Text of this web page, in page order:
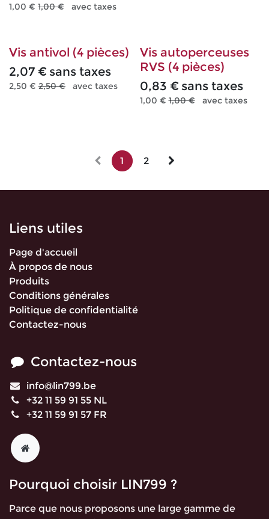
1,00 € 1,00€ avec taxes
Vis antivol (4 pièces)
2,07 € sans taxes
2,50 € 2,50€ avec taxes
Vis autoperceuses
RVS (4 pièces)
0,83 € sans taxes
1,00 € 1,00€ avec taxes
1 2
Liens utiles
Page d'accueil
À propos de nous
Produits
Conditions générales
Politique de confidentialité
Contactez-nous
Contactez-nous
info@lin799.be
+32 11 59 91 55 NL
+32 11 59 91 57 FR
Pourquoi choisir LIN799 ?
Parce que nous proposons une large gamme de